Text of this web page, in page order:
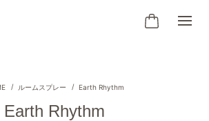
ルームスプレー Earth Rhythm
Earth Rhythm